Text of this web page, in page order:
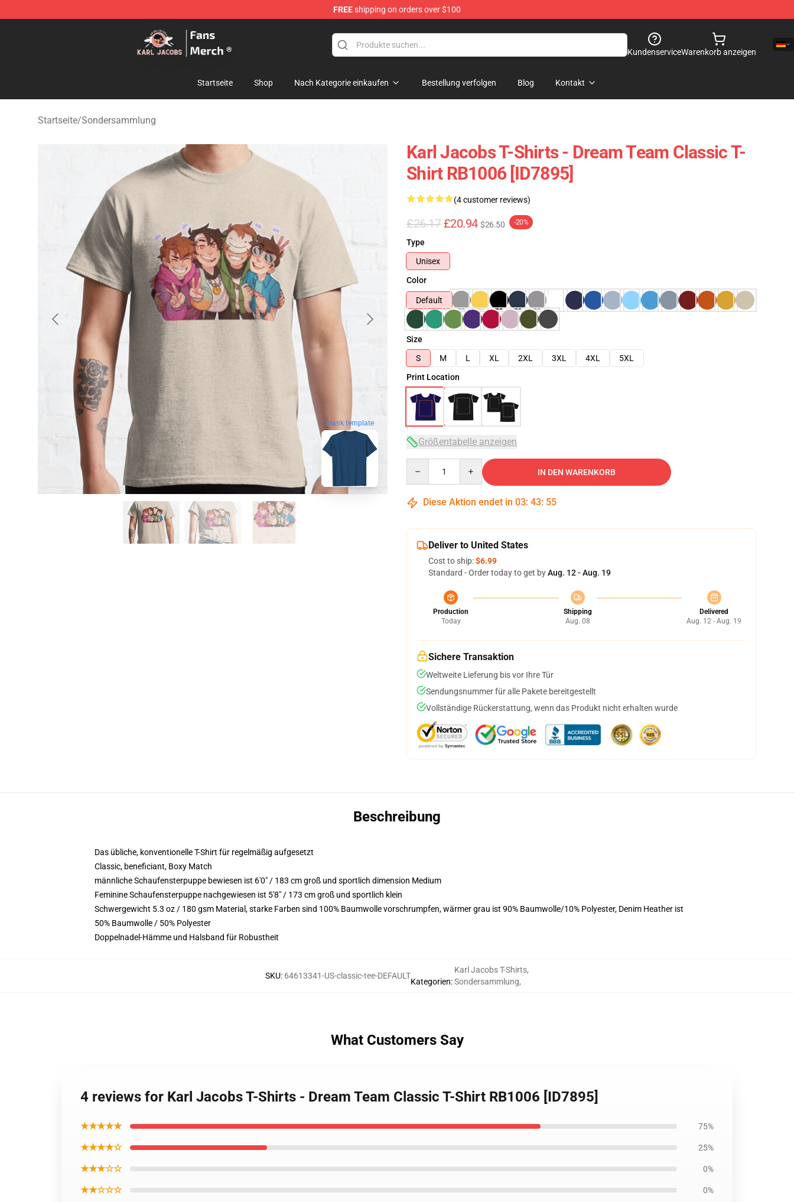
FREEshipping on orders over $100
Karl Jacobs Store - Official Karl Jacobs Merchandise Shop
KundenserviceWarenkorb anzeigen
Startseite Shop Nach Kategorie einkaufen Bestellung verfolgen Blog Kontakt
Startseite/Sondersammlung
blank template
Karl Jacobs T-Shirts - Dream Team Classic T-
Shirt RB1006 [ID7895]
(4 customer reviews)
£26.17 £20.94 $26.50 -20%
Type
Unisex
Color
Default
Size
S
M L XL 2XL 3XL 4XL
5XL
Print Location
Größentabelle anzeigen
IN DEN WARENKORB
Diese Aktion endet in 03: 43: 54
Deliver to United States
Cost to ship:$6.99
Standard - Order today to get byAug. 12 - Aug. 19
Production
Today
Shipping
Aug. 08
Delivered
Aug. 12 - Aug. 19
Sichere Transaktion
Weltweite Lieferung bis vor Ihre Tür
Sendungsnummer für alle Pakete bereitgestellt
Vollständige Rückerstattung, wenn das Produkt nicht erhalten wurde
Beschreibung
Das übliche, konventionelle T-Shirt für regelmäßig aufgesetzt
Classic, beneficiant, Boxy Match
männliche Schaufensterpuppe bewiesen ist 6'0" / 183 cm groß und sportlich dimension Medium
Feminine Schaufensterpuppe nachgewiesen ist 5'8" / 173 cm groß und sportlich klein
Schwergewicht 5.3 oz / 180 gsm Material, starke Farben sind 100% Baumwolle vorschrumpfen, wärmer grau ist 90% Baumwolle/10% Polyester, Denim Heather ist
50% Baumwolle / 50% Polyester
Doppelnadel-Hämme und Halsband für Robustheit
SKU: 64613341-US-classic-tee-DEFAULT
Kategorien:
Karl Jacobs T-Shirts,
Sondersammlung,
What Customers Say
4 reviews for Karl Jacobs T-Shirts - Dream Team Classic T-Shirt RB1006 [ID7895]
★★★★★ 75%
★★★★☆ 25%
★★★☆☆ 0%
★★☆☆☆ 0%